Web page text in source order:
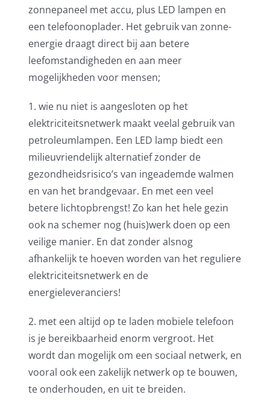
zonnepaneel met accu, plus LED lampen en
een telefoonoplader. Het gebruik van zonne-
energie draagt direct bij aan betere
leefomstandigheden en aan meer
mogelijkheden voor mensen;
1. wie nu niet is aangesloten op het
elektriciteitsnetwerk maakt veelal gebruik van
petroleumlampen. Een LED lamp biedt een
milieuvriendelijk alternatief zonder de
gezondheidsrisico’s van ingeademde walmen
en van het brandgevaar. En met een veel
betere lichtopbrengst! Zo kan het hele gezin
ook na schemer nog (huis)werk doen op een
veilige manier. En dat zonder alsnog
afhankelijk te hoeven worden van het reguliere
elektriciteitsnetwerk en de
energieleveranciers!
2. met een altijd op te laden mobiele telefoon
is je bereikbaarheid enorm vergroot. Het
wordt dan mogelijk om een sociaal netwerk, en
vooral ook een zakelijk netwerk op te bouwen,
te onderhouden, en uit te breiden.